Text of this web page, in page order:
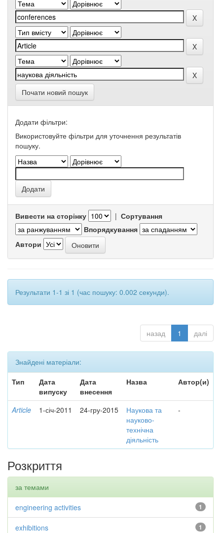
Почати новий пошук
Додати фільтри:
Використовуйте фільтри для уточнення результатів
пошуку.
Вивести на сторінку | Сортування
Впорядкування
Автори
Результати 1-1 зі 1 (час пошуку: 0.002 секунди).
назад 1 далі
Знайдені матеріали:
Тип
Дата
випуску
Дата
внесення
Назва Автор(и)
Article 1-січ-2011 24-гру-2015
Наукова та
науково-
технічна
діяльність
-
Розкриття
за темами
1
engineering activities
1
exhibitions